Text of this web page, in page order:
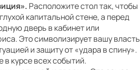
Расположите стол так, чтобы
капитальной стене, а перед
дверь в кабинет или
Это символизирует вашу
и защиту от «удара в спину».
в курсе всех событий.